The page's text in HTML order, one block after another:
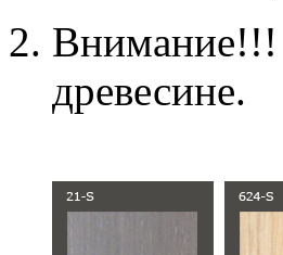
Внимание!!!
древесине.